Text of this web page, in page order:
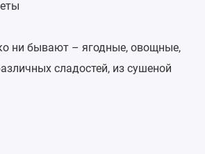
ни бывают – ягодные, овощные,
сладостей, из сушеной